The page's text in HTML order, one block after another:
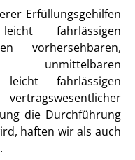
Erfüllungsgehilfen
fahrlässigen
vorhersehbaren,
leicht fahrlässigen
die Durchführung
haften wir als auch